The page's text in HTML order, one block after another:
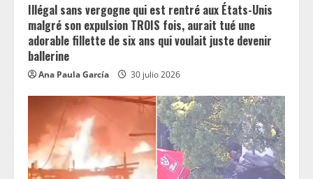
Illégal sans vergogne qui est rentré aux États-Unis
malgré son expulsion TROIS fois, aurait tué une
adorable fillette de six ans qui voulait juste devenir
ballerine
Ana Paula García 30 julio 2026